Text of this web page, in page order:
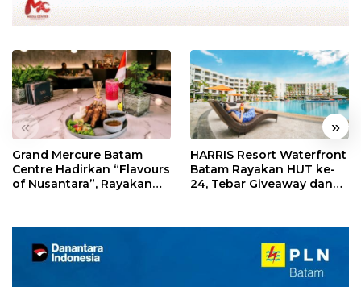
« »
Grand Mercure Batam
Centre Hadirkan “Flavours
of Nusantara”, Rayakan
HARRIS Resort Waterfront
Batam Rayakan HUT ke-
24, Tebar Giveaway dan